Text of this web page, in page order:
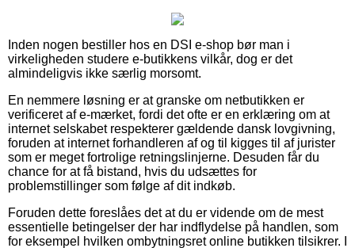
Inden nogen bestiller hos en DSI e-shop bør man i
virkeligheden studere e-butikkens vilkår, dog er det
almindeligvis ikke særlig morsomt.
En nemmere løsning er at granske om netbutikken er
verificeret af e-mærket, fordi det ofte er en erklæring om at
internet selskabet respekterer gældende dansk lovgivning,
foruden at internet forhandleren af og til kigges til af jurister
som er meget fortrolige retningslinjerne. Desuden får du
chance for at få bistand, hvis du udsættes for
problemstillinger som følge af dit indkøb.
Foruden dette foreslåes det at du er vidende om de mest
essentielle betingelser der har indflydelse på handlen, som
for eksempel hvilken ombytningsret online butikken tilsikrer. I